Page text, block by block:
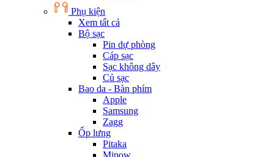
Phụ kiện
Xem tất cả
Bộ sạc
Pin dự phòng
Cáp sạc
Sạc không dây
Củ sạc
Bao da - Bàn phím
Apple
Samsung
Zagg
Ốp lưng
Pitaka
Mipow